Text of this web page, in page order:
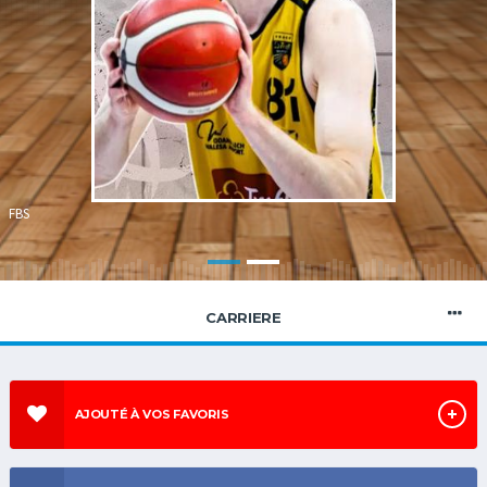
FBS
CARRIERE
AJOUTÉ À VOS FAVORIS